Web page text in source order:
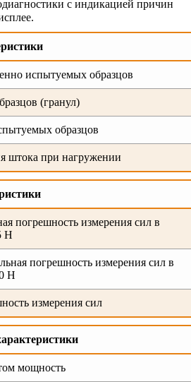
с индикацией причин
испытуемых образцов
(гранул)
образцов
штока при нагружении
погрешность измерения сил в
H
погрешность измерения сил в
H
измерения сил
мощность